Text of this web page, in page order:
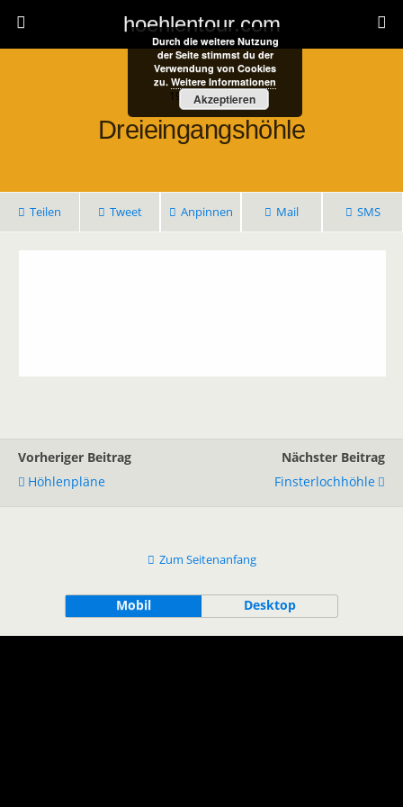
hoehlentour.com
19. Mai 2021
Dreieingangshöhle
Teilen Tweet Anpinnen Mail SMS
Vorheriger Beitrag
Höhlenpläne
Nächster Beitrag
Finsterlochhöhle
Durch die weitere Nutzung
der Seite stimmst du der
Verwendung von Cookies
zu. Weitere Informationen
Akzeptieren
Zum Seitenanfang
Mobil Desktop